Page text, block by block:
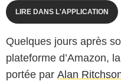
LIRE DANS L'APPLICATION
Quelques jours après
plateforme d’Amazon,
portée par Alan